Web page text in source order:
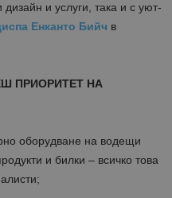
и услуги, така и с уют-
Енканто Бийч в
ПРИОРИТЕТ НА
оборудване на водещи
и билки – всичко това